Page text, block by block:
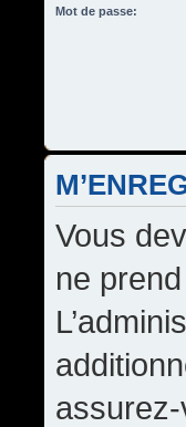
Mot de passe:
Vous
ne